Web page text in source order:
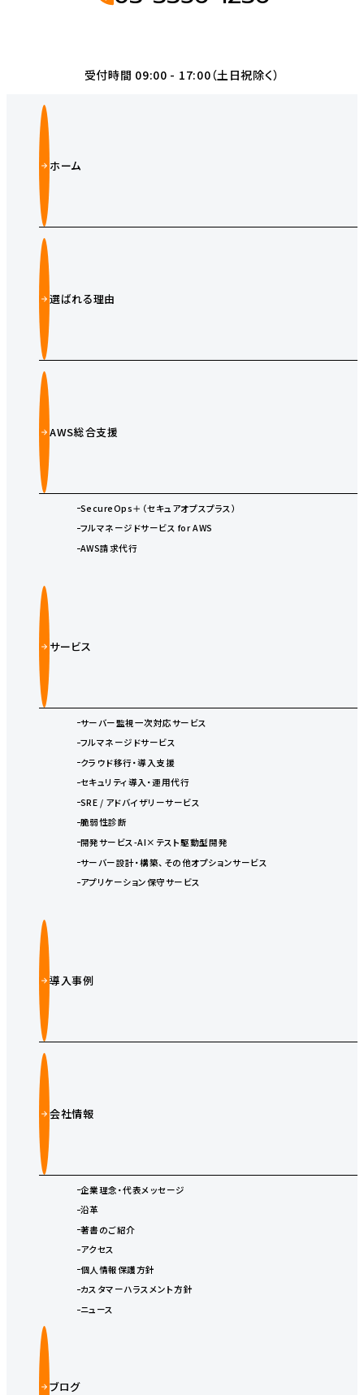
受付時間 09:00 - 17:00（土日祝除く）
ホーム
選ばれる理由
AWS総合支援
SecureOps＋（セキュアオプスプラス）
フルマネージドサービス for AWS
AWS請求代行
サービス
サーバー監視一次対応サービス
フルマネージドサービス
クラウド移行・導入支援
セキュリティ導入・運用代行
SRE / アドバイザリーサービス
脆弱性診断
開発サービス-AI×テスト駆動型開発
サーバー設計・構築、その他オプションサービス
アプリケーション保守サービス
導入事例
会社情報
企業理念・代表メッセージ
沿革
著書のご紹介
アクセス
個人情報保護方針
カスタマーハラスメント方針
ニュース
ブログ